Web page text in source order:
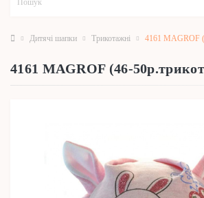
Дитячі шапки Трикотажні 4161 MAGROF
4161 MAGROF (46-